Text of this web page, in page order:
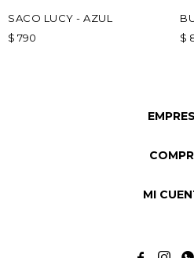
SACO LUCY - AZUL
$ 790
$
MI